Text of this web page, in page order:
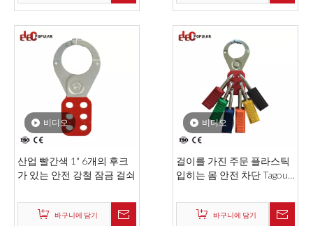
비디오
산업 빨간색 1" 6개의 후크
가 있는 안전 강철 잠금 걸쇠
바구니에 담기
비디오
걸이를 가진 주문 플라스틱
입히는 몸 안전 차단 Tagout
바구니에 담기